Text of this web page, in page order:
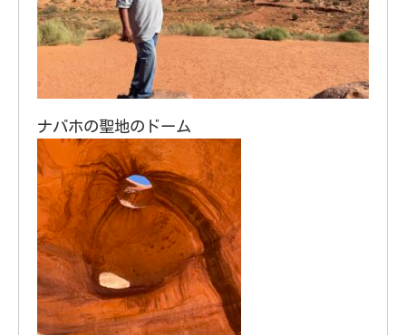
ナバホの聖地のドーム